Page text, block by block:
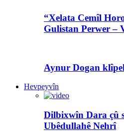
“Xelata Cemîl
Gulistan Perwer –
Aynur Dogan
Hevpeyvîn
Dilbixwîn Dara çû
Ubêdullahê Nehrî